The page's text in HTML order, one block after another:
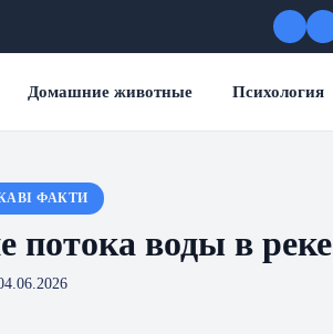
Домашние животные Психология
ФАКТИ
потока воды в реке